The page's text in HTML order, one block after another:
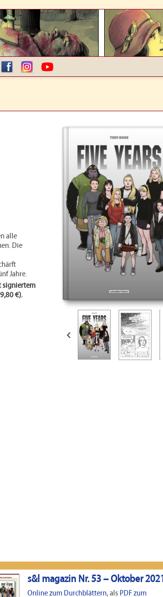
facebookInstagramYouTube

alle
Die
Jahre.
signiertem
€).
s&l magazin Nr. 53 – Oktober 2021
Online zum Durchblättern, als PDF zum